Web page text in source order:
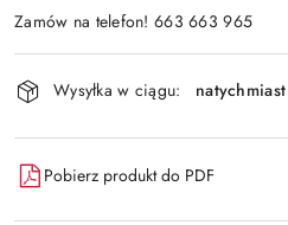
Zamów na telefon! 663 663 965
Dostępność
i
dostawa
Wysyłka w ciągu: natychmiast
Pobierz produkt do PDF